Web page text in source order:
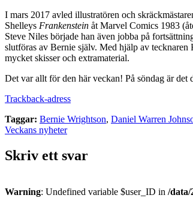
I mars 2017 avled illustratören och
Shelleys Frankenstein åt Marvel Comics 1983
Steve Niles började han även jobba på
slutföras av Bernie själv. Med hjälp av
mycket skisser och extramaterial.
Det var allt för den här veckan! På söndag är det
Trackback-adress
Taggar: Bernie Wrightson, Daniel Warren
Veckans nyheter
Skriv ett svar
Warning: Undefined variable $user_ID in /data/